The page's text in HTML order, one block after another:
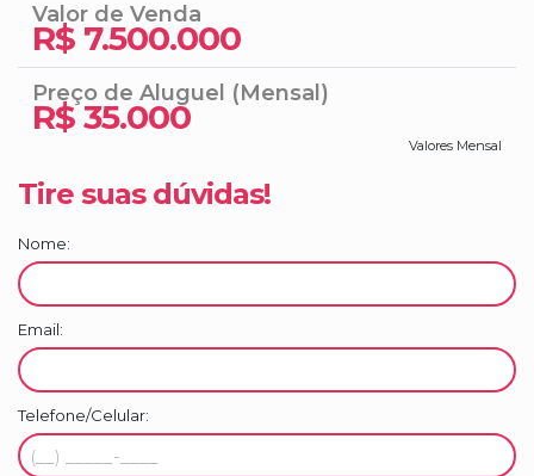
•Condomínio: R$ 2.010,87/mês
•Taxa de lixo: R$ 618,73/ano
🌐 Confira mais opções em:
📸 Nos siga no Instagram:
@reggioriecoutoimoveis
R$ 7.500.000
Valor de Venda
R$35.000
Preço de Aluguel (Mensal)
Valores Mensal
Tire suas dúvidas!
Nome:
Email:
Telefone/Celular: